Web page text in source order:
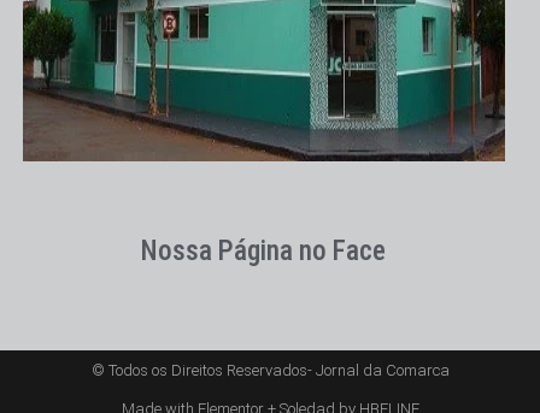
Nossa Página no Face
© Todos os Direitos Reservados- Jornal da Comarca
Made with Elementor + Soledad by HBELINE